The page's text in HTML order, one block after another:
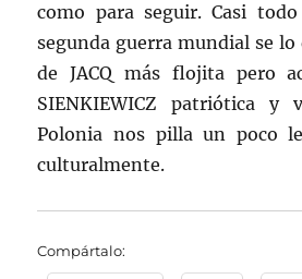
como para seguir. Casi
segunda guerra mundial se lo
de JACQ más flojita pero
SIENKIEWICZ patriótica y
Polonia nos pilla un poco
culturalmente.
Compártalo: